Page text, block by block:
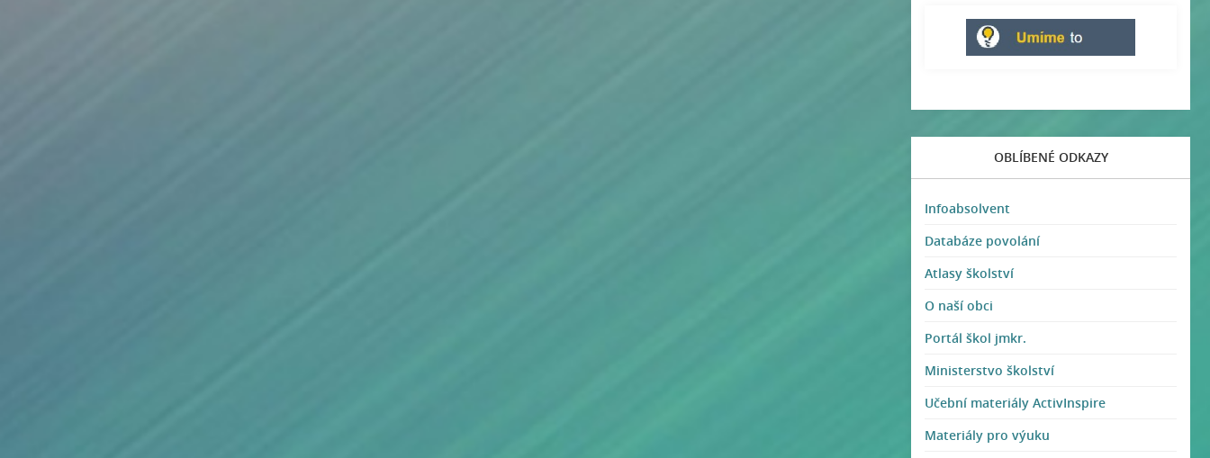
OBLÍBENÉ ODKAZY
Infoabsolvent
Databáze povolání
Atlasy školství
O naší obci
Portál škol jmkr.
Ministerstvo školství
Učební materiály ActivInspire
Materiály pro výuku